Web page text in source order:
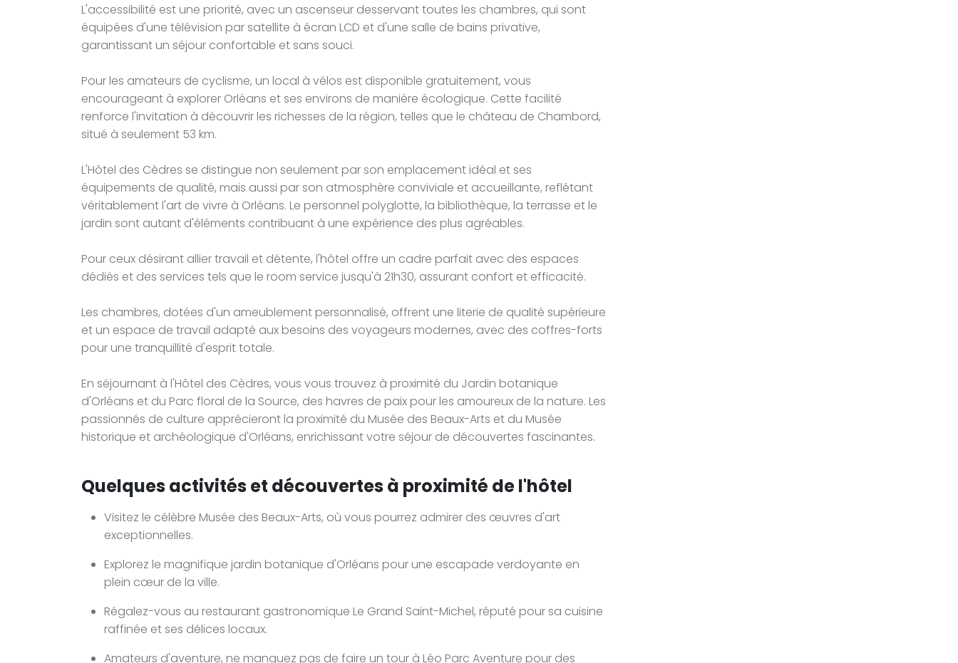
L'accessibilité est une priorité, avec un ascenseur desservant toutes les chambres, qui sont
équipées d'une télévision par satellite à écran LCD et d'une salle de bains privative,
garantissant un séjour confortable et sans souci.
Pour les amateurs de cyclisme, un local à vélos est disponible gratuitement, vous
encourageant à explorer Orléans et ses environs de manière écologique. Cette facilité
renforce l'invitation à découvrir les richesses de la région, telles que le château de Chambord,
situé à seulement 53 km.
L'Hôtel des Cèdres se distingue non seulement par son emplacement idéal et ses
équipements de qualité, mais aussi par son atmosphère conviviale et accueillante, reflétant
véritablement l'art de vivre à Orléans. Le personnel polyglotte, la bibliothèque, la terrasse et le
jardin sont autant d'éléments contribuant à une expérience des plus agréables.
Pour ceux désirant allier travail et détente, l'hôtel offre un cadre parfait avec des espaces
dédiés et des services tels que le room service jusqu'à 21h30, assurant confort et efficacité.
Les chambres, dotées d'un ameublement personnalisé, offrent une literie de qualité supérieure
et un espace de travail adapté aux besoins des voyageurs modernes, avec des coffres-forts
pour une tranquillité d'esprit totale.
En séjournant à l'Hôtel des Cèdres, vous vous trouvez à proximité du Jardin botanique
d'Orléans et du Parc floral de la Source, des havres de paix pour les amoureux de la nature. Les
passionnés de culture apprécieront la proximité du Musée des Beaux-Arts et du Musée
historique et archéologique d'Orléans, enrichissant votre séjour de découvertes fascinantes.
Quelques activités et découvertes à proximité de l'hôtel
Visitez le célèbre Musée des Beaux-Arts, où vous pourrez admirer des œuvres d'art
exceptionnelles.
Explorez le magnifique jardin botanique d'Orléans pour une escapade verdoyante en
plein cœur de la ville.
Régalez-vous au restaurant gastronomique Le Grand Saint-Michel, réputé pour sa cuisine
raffinée et ses délices locaux.
Amateurs d'aventure, ne manquez pas de faire un tour à Léo Parc Aventure pour des